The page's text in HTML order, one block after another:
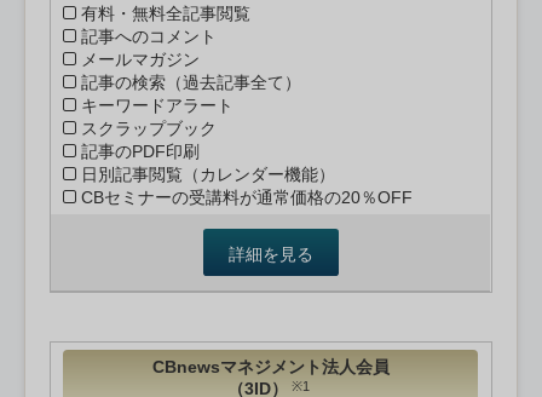
有料・無料全記事閲覧
記事へのコメント
メールマガジン
記事の検索（過去記事全て）
キーワードアラート
スクラップブック
記事のPDF印刷
日別記事閲覧（カレンダー機能）
CBセミナーの受講料が通常価格の20％OFF
詳細を見る
CBnewsマネジメント法人会員
（3ID）
※1